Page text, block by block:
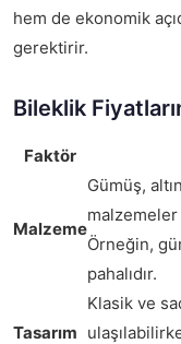
hem de ekonomik
gerektirir.
Bileklik
Faktör
Malzeme
Gümüş,
Örneğin,
pahalıdır.
Tasarım
Klasik ve